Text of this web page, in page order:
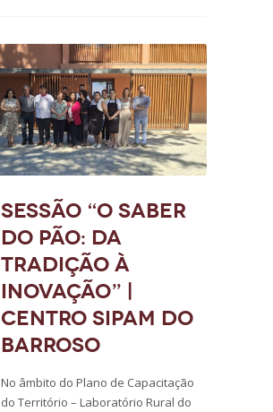
Sessão “O saber
do pão: da
tradição à
inovação” |
Centro SIPAM do
Barroso
No âmbito do Plano de Capacitação
do Território – Laboratório Rural do